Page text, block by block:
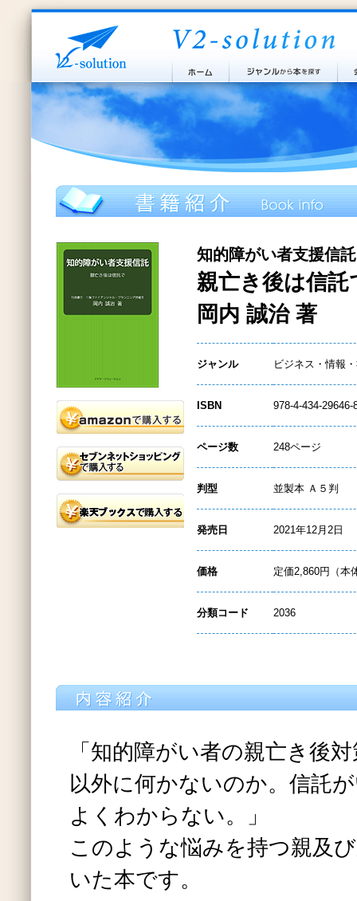
知的障がい者支援信託
親亡き後は信託
岡内 誠治 著
ジャンル ビジネス・情報
ISBN 978-4-434-29646-
ページ数 248ページ
判型 並製本 Ａ５判
発売日 2021年12月2日
価格 定価2,860円（本
分類コード 2036
「知的障がい者の親亡き後
以外に何かないのか。信託
よくわからない。」
このような悩みを持つ親及
いた本です。